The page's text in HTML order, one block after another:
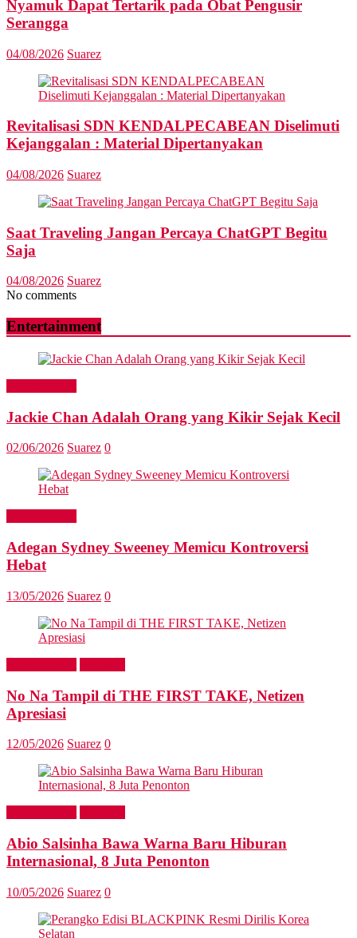
Nyamuk Dapat Tertarik pada Obat Pengusir
Serangga
04/08/2026 Suarez
Revitalisasi SDN KENDALPECABEAN Diselimuti
Kejanggalan : Material Dipertanyakan
04/08/2026 Suarez
Saat Traveling Jangan Percaya ChatGPT Begitu
Saja
04/08/2026 Suarez
No comments
Entertainment
Jackie Chan Adalah Orang yang Kikir Sejak Kecil
02/06/2026 Suarez 0
Adegan Sydney Sweeney Memicu Kontroversi
Hebat
13/05/2026 Suarez 0
No Na Tampil di THE FIRST TAKE, Netizen
Apresiasi
12/05/2026 Suarez 0
Abio Salsinha Bawa Warna Baru Hiburan
Internasional, 8 Juta Penonton
10/05/2026 Suarez 0